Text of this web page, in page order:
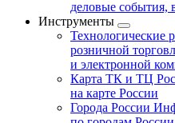
деловые события,
Инструменты
Технологические
розничной
и электронной
Карта ТК и ТЦ
на карте России
Города России